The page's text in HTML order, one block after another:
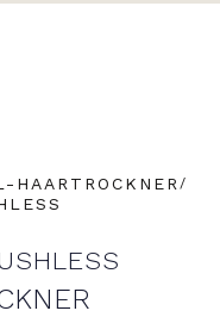
HAARTROCKNER